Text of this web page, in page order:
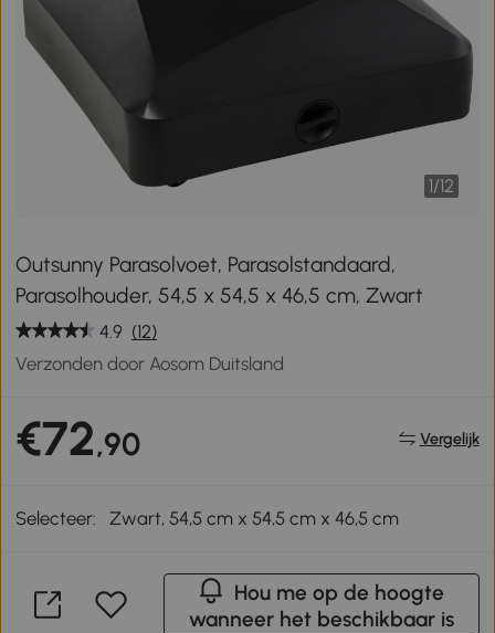
1/12
Outsunny Parasolvoet, Parasolstandaard,
Parasolhouder, 54,5 x 54,5 x 46,5 cm, Zwart
4.9 (12)
Verzonden door Aosom Duitsland
€72,90 Vergelijk
Selecteer: Zwart, 54,5 cm x 54,5 cm x 46,5 cm
Hou me op de hoogte
wanneer het beschikbaar is